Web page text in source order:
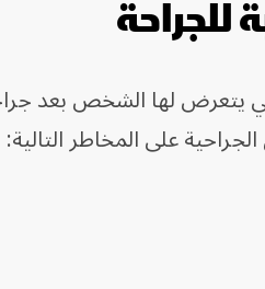
للجراحة
يتعرض لها الشخص بعد
على المخاطر التالية: